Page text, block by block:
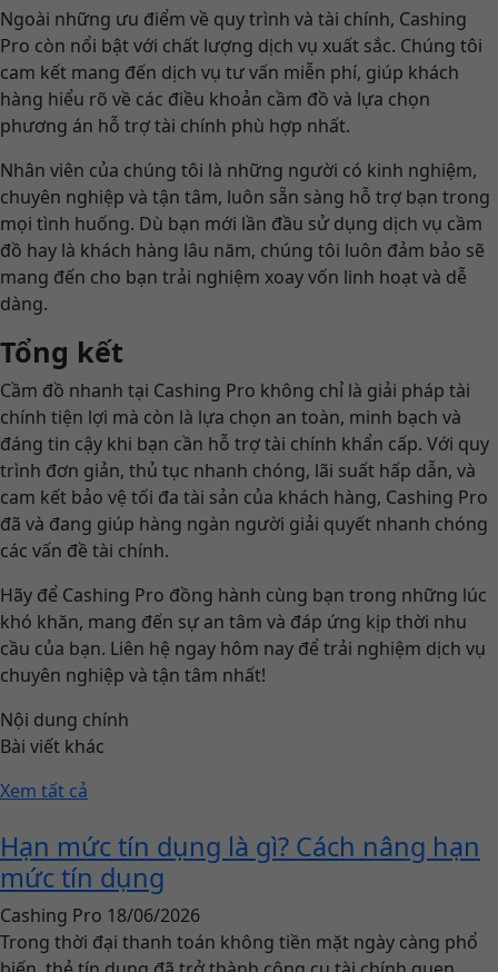
Ngoài những ưu điểm về quy trình và tài chính, Cashing
Pro còn nổi bật với chất lượng dịch vụ xuất sắc. Chúng tôi
cam kết mang đến dịch vụ tư vấn miễn phí, giúp khách
hàng hiểu rõ về các điều khoản cầm đồ và lựa chọn
phương án hỗ trợ tài chính phù hợp nhất.
Nhân viên của chúng tôi là những người có kinh nghiệm,
chuyên nghiệp và tận tâm, luôn sẵn sàng hỗ trợ bạn trong
mọi tình huống. Dù bạn mới lần đầu sử dụng dịch vụ cầm
đồ hay là khách hàng lâu năm, chúng tôi luôn đảm bảo sẽ
mang đến cho bạn trải nghiệm xoay vốn linh hoạt và dễ
dàng.
Tổng kết
Cầm đồ nhanh tại Cashing Pro không chỉ là giải pháp tài
chính tiện lợi mà còn là lựa chọn an toàn, minh bạch và
đáng tin cậy khi bạn cần hỗ trợ tài chính khẩn cấp. Với quy
trình đơn giản, thủ tục nhanh chóng, lãi suất hấp dẫn, và
cam kết bảo vệ tối đa tài sản của khách hàng, Cashing Pro
đã và đang giúp hàng ngàn người giải quyết nhanh chóng
các vấn đề tài chính.
Hãy để Cashing Pro đồng hành cùng bạn trong những lúc
khó khăn, mang đến sự an tâm và đáp ứng kịp thời nhu
cầu của bạn. Liên hệ ngay hôm nay để trải nghiệm dịch vụ
chuyên nghiệp và tận tâm nhất!
Nội dung chính
Bài viết khác
Xem tất cả
Hạn mức tín dụng là gì? Cách nâng hạn
mức tín dụng
Cashing Pro 18/06/2026
Trong thời đại thanh toán không tiền mặt ngày càng phổ